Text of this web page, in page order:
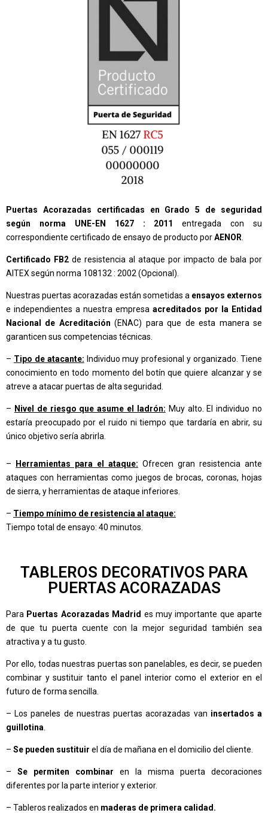
Puertas Acorazadas certificadas en Grado 5 de seguridad
según norma UNE-EN 1627 : 2011
entregada con su
correspondiente certificado de ensayo de producto porAENOR
Certificado FB2 de resistencia al ataque por impacto de bala por
AITEX según norma 108132 : 2002 (Opcional).
Nuestras puertas acorazadas están sometidas a ensayos externos
e independientes a nuestra empresa acreditados por la Entidad
Nacional de Acreditación (ENAC) para que de esta manera se
garanticen sus competencias técnicas.
– Tipo de atacante: Individuo muy profesional y organizado. Tiene
conocimiento en todo momento del botín que quiere alcanzar y se
atreve a atacar puertas de alta seguridad.
– Nivel de riesgo que asume el ladrón: Muy alto. El individuo no
estaría preocupado por el ruido ni tiempo que tardaría en abrir, su
único objetivo sería abrirla.
– Herramientas para el ataque: Ofrecen gran resistencia ante
ataques con herramientas como juegos de brocas, coronas, hojas
de sierra, y herramientas de ataque inferiores.
– Tiempo mínimo de resistencia al ataque:
Tiempo total de ensayo: 40 minutos.
TABLEROS DECORATIVOS PARA
PUERTAS ACORAZADAS
Para Puertas Acorazadas Madrid es muy importante que aparte
de que tu puerta cuente con la mejor seguridad también sea
atractiva y a tu gusto.
Por ello, todas nuestras puertas son panelables, es decir, se pueden
combinar y sustituir tanto el panel interior como el exterior en el
futuro de forma sencilla.
– Los paneles de nuestras puertas acorazadas van insertados a
guillotina
– Se pueden sustituir el día de mañana en el domicilio del cliente.
– Se permiten combinar en la misma puerta decoraciones
diferentes por la parte interior y exterior.
– Tableros realizados en maderas de primera calidad.